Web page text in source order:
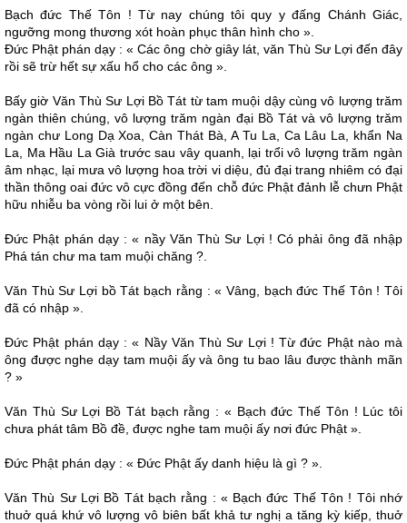
Bạch đức Thế Tôn ! Từ nay chúng tôi quy y đấng Chánh Giác,
ngưỡng mong thương xót hoàn phục thân hình cho ».
Ðức Phật phán dạy : « Các ông chờ giây lát, văn Thù Sư Lợi đến đây
rồi sẽ trừ hết sự xấu hổ cho các ông ».
Bấy giờ Văn Thù Sư Lợi Bồ Tát từ tam muội dậy cùng vô lượng trăm
ngàn thiên chúng, vô lượng trăm ngàn đại Bồ Tát và vô lượng trăm
ngàn chư Long Dạ Xoa, Càn Thát Bà, A Tu La, Ca Lâu La, khẩn Na
La, Ma Hầu La Già trước sau vây quanh, lại trổi vô lượng trăm ngàn
âm nhạc, lại mưa vô lượng hoa trời vi diệu, đủ đại trang nhiêm có đại
thần thông oai đức vô cực đồng đến chỗ đức Phật đảnh lễ chưn Phật
hữu nhiễu ba vòng rồi lui ở một bên.
Ðức Phật phán dạy : « nầy Văn Thù Sư Lợi ! Có phải ông đã nhập
Phá tán chư ma tam muội chăng ?.
Văn Thù Sư Lợi bồ Tát bạch rằng : « Vâng, bạch đức Thế Tôn ! Tôi
đã có nhập ».
Ðức Phật phán dạy : « Nầy Văn Thù Sư Lợi ! Từ đức Phật nào mà
ông được nghe dạy tam muội ấy và ông tu bao lâu được thành mãn
? »
Văn Thù Sư Lợi Bồ Tát bạch rằng : « Bạch đức Thế Tôn ! Lúc tôi
chưa phát tâm Bồ đề, được nghe tam muội ấy nơi đức Phật ».
Ðức Phật phán dạy : « Ðức Phật ấy danh hiệu là gì ? ».
Văn Thù Sư Lợi Bồ Tát bạch rằng : « Bạch đức Thế Tôn ! Tôi nhớ
thuở quá khứ vô lượng vô biên bất khả tư nghị a tăng kỳ kiếp, thuở